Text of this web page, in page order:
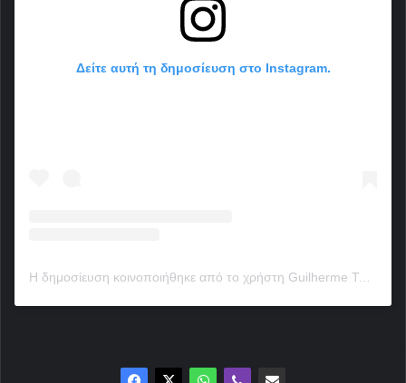
Δείτε αυτή τη δημοσίευση στο Instagram.
Η δημοσίευση κοινοποιήθηκε από το χρήστη Guilherme Torres (@guilherme)